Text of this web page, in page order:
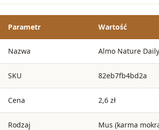
Parametr Wartość
Nazwa Almo Nature
SKU 82eb7fb4bd2a
Cena 2,6 zł
Rodzaj Mus (karma